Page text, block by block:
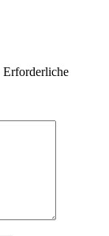
Erforderliche